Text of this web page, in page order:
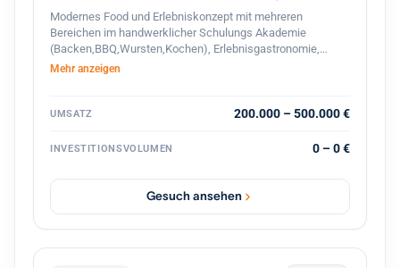
Modernes Food und Erlebniskonzept mit mehreren
Bereichen im handwerklicher Schulungs Akademie
(Backen,BBQ,Wursten,Kochen), Erlebnisgastronomie,
Streetfood und hochwertigem Handel. Das Unternehmen
exklusiver Vertrieb hochwertiger französischer Mehle mit
Systemkonzepte. Vorhanden sind bereits etablierte
Veranstaltungen, Onlinehandel sowie verschiedene Ausbau
und Skalierungsmöglichkeiten. Gesucht wird ein Investor
oder strategischer Partner zur Weiterentwicklung der
Mehr anzeigen
UMSATZ 200.000 – 500.000 €
INVESTITIONSVOLUMEN 0 – 0 €
Gesuch ansehen